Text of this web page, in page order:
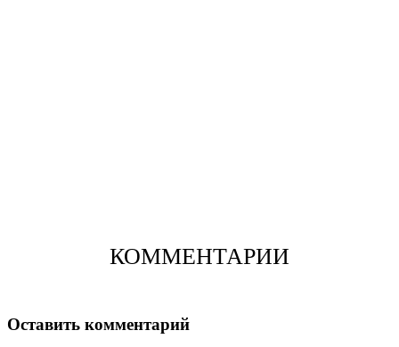
КОММЕНТАРИИ
Оставить комментарий